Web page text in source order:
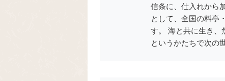
信条に、仕入れから
として、全国の料亭
す。 海と共に生き、
というかたちで次の